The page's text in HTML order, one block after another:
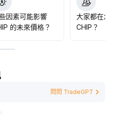
因素可能影響
的未來價格？
大家都在怎
CHIP？
問問 TradeGPT